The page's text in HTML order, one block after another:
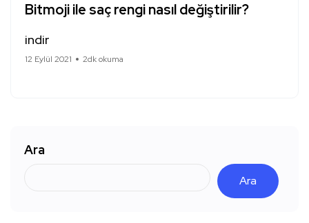
Bitmoji ile saç rengi nasıl değiştirilir?
indir
12 Eylül 2021 2dk okuma
Ara
Ara